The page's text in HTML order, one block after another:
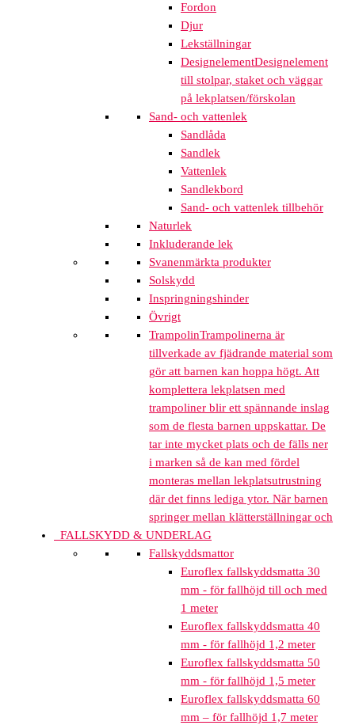
Fordon
Djur
Lekställningar
DesignelementDesignelement
till stolpar, staket och väggar
på lekplatsen/förskolan
Sand- och vattenlek
Sandlåda
Sandlek
Vattenlek
Sandlekbord
Sand- och vattenlek tillbehör
Naturlek
Inkluderande lek
Svanenmärkta produkter
Solskydd
Inspringningshinder
Övrigt
TrampolinTrampolinerna är
tillverkade av fjädrande material som
gör att barnen kan hoppa högt. Att
komplettera lekplatsen med
trampoliner blir ett spännande inslag
som de flesta barnen uppskattar. De
tar inte mycket plats och de fälls ner
i marken så de kan med fördel
monteras mellan lekplatsutrustning
där det finns lediga ytor. När barnen
springer mellan klätterställningar och
FALLSKYDD & UNDERLAG
Fallskyddsmattor
Euroflex fallskyddsmatta 30
mm - för fallhöjd till och med
1 meter
Euroflex fallskyddsmatta 40
mm - för fallhöjd 1,2 meter
Euroflex fallskyddsmatta 50
mm - för fallhöjd 1,5 meter
Euroflex fallskyddsmatta 60
mm – för fallhöjd 1,7 meter